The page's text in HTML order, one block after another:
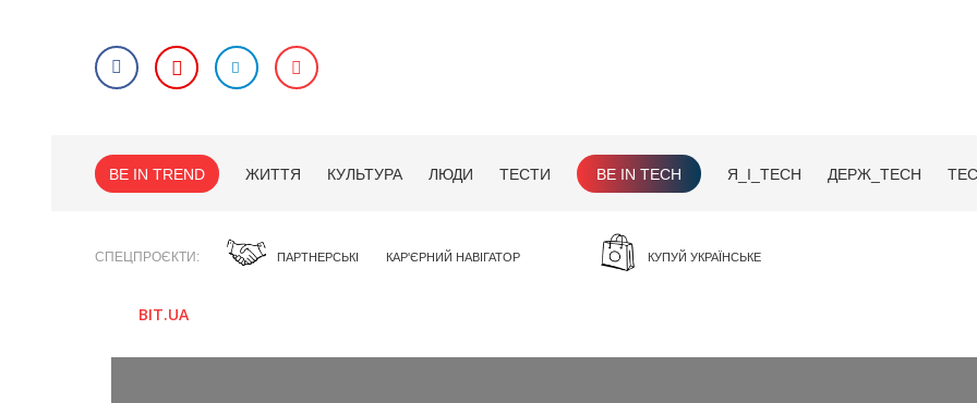
BE IN TREND ЖИТТЯ КУЛЬТУРА ЛЮДИ ТЕСТИ BE IN TECH Я_І_TECH ДЕРЖ_TECH
СПЕЦПРОЄКТИ ПАРТНЕРСЬКІ КАР'ЄРНИЙ НАВІГАТОР КУПУЙ УКРАЇНСЬКЕ
BIT.UA